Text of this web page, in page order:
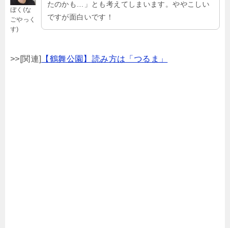
ぼく(な
ごやっく
す)
たのかも…」とも考えてしまいます。ややこしい
ですが面白いです！
>>[関連] 【鶴舞公園】読み方は「つるま」